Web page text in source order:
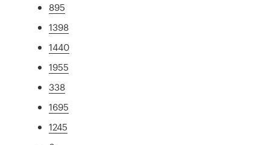
895
1398
1440
1955
338
1695
1245